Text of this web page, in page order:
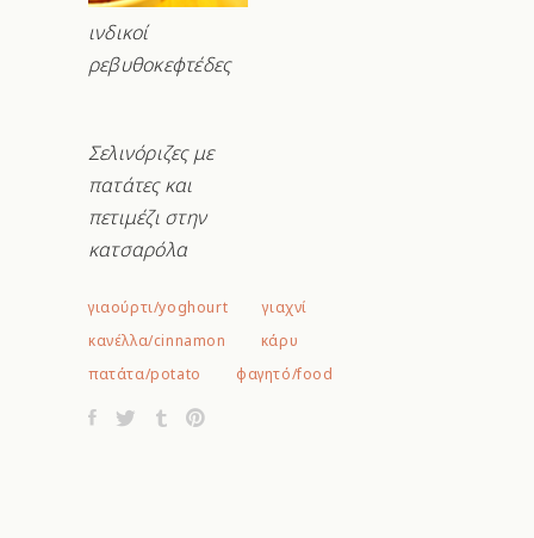
ινδικοί
ρεβυθοκεφτέδες
Σελινόριζες με
πατάτες και
πετιμέζι στην
κατσαρόλα
γιαούρτι/yoghourt
γιαχνί
κανέλλα/cinnamon
κάρυ
πατάτα/potato
φαγητό/food